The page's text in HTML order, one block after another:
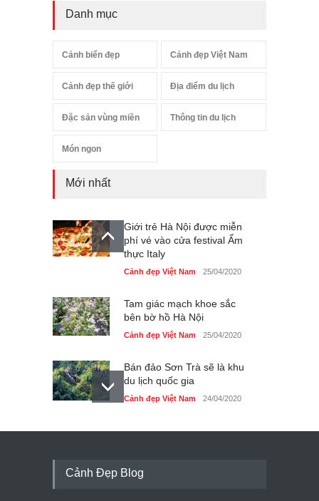
Danh mục
Cảnh biển đẹp Cảnh đẹp Việt Nam
Cảnh đẹp thế giới Địa điểm du lịch
Đặc sản vùng miền Thông tin du lịch
Món ngon
Mới nhất
Giới trẻ Hà Nội được miễn
phí vé vào cửa festival Ẩm
thực Italy
Cảnh đẹp Việt Nam 25/04/2020
Tam giác mạch khoe sắc
bên bờ hồ Hà Nội
Cảnh đẹp Việt Nam 25/04/2020
Bán đảo Sơn Trà sẽ là khu
du lịch quốc gia
Cảnh đẹp Việt Nam 24/04/2020
Những món ăn đồng quê
Cảnh Đẹp Blog